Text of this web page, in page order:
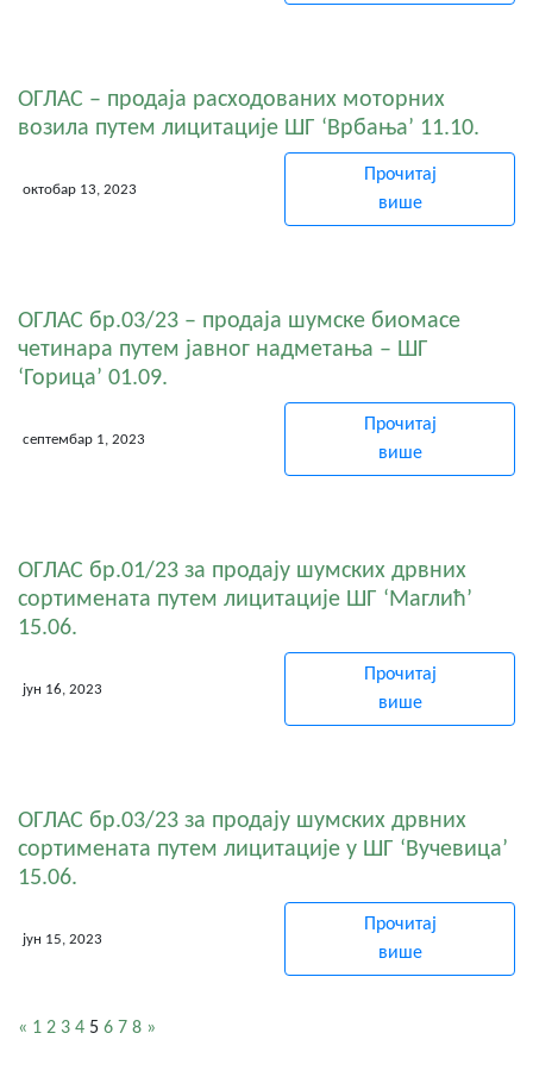
ОГЛАС – продаја расходованих моторних
возила путем лицитације ШГ ‘Врбања’ 11.10.
октобар 13, 2023
Прочитај
више
ОГЛАС бр.03/23 – продаја шумске биомасе
четинара путем јавног надметања – ШГ
‘Горица’ 01.09.
септембар 1, 2023
Прочитај
више
ОГЛАС бр.01/23 за продају шумских дрвних
сортимената путем лицитације ШГ ‘Маглић’
15.06.
јун 16, 2023
Прочитај
више
ОГЛАС бр.03/23 за продају шумских дрвних
сортимената путем лицитације у ШГ ‘Вучевица’
15.06.
јун 15, 2023
Прочитај
више
« 1 2 3 4 5 6 7 8 »